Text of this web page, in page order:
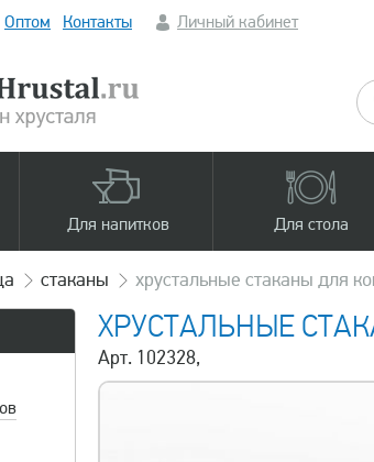
Оптом Контакты Личный кабинет
Для напитков Для стола
стаканы хрустальные стаканы для
ХРУСТАЛЬНЫЕ
Арт. 102328,